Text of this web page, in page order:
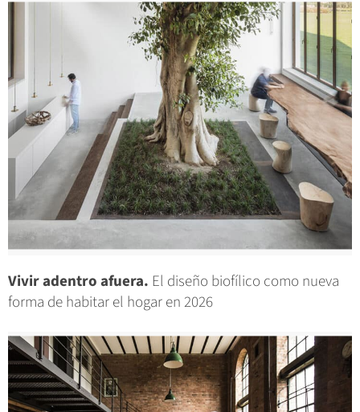
Vivir adentro afuera. El diseño biofílico como nueva
forma de habitar el hogar en 2026